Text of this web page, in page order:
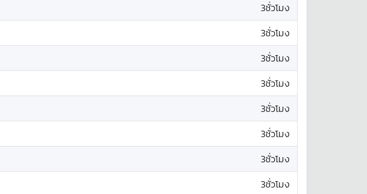
3ชั่วโมง
3ชั่วโมง
3ชั่วโมง
3ชั่วโมง
3ชั่วโมง
3ชั่วโมง
3ชั่วโมง
3ชั่วโมง